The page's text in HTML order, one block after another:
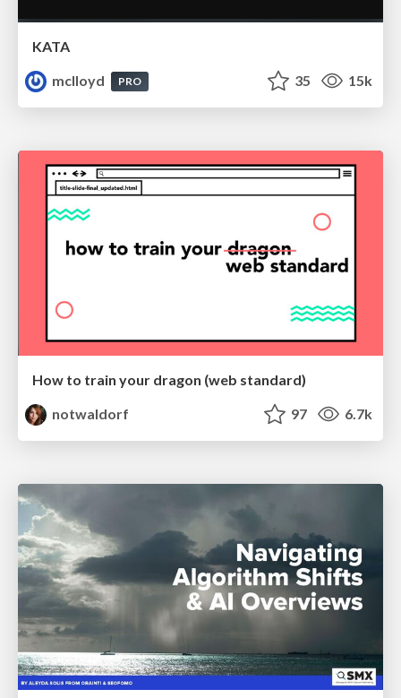
KATA
mclloyd
PRO 35 15k
How to train your dragon (web standard)
notwaldorf
97 6.7k